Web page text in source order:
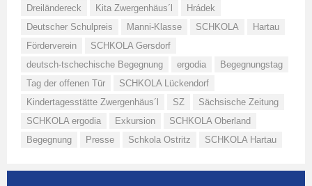
Dreiländereck
Kita Zwergenhäus´l
Hrádek
Deutscher Schulpreis
Manni-Klasse SCHKOLA
Hartau
Förderverein
SCHKOLA Gersdorf
deutsch-tschechische Begegnung
ergodia
Begegnungstag
Tag der offenen Tür
SCHKOLA Lückendorf
Kindertagesstätte Zwergenhäus´l
SZ
Sächsische Zeitung
SCHKOLA ergodia
Exkursion
SCHKOLA Oberland
Begegnung
Presse Schkola Ostritz SCHKOLA Hartau